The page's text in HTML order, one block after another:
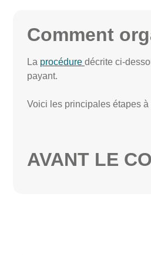
Comment
La procédure décrite ci-
payant.
Voici les principales étapes à
AVANT LE